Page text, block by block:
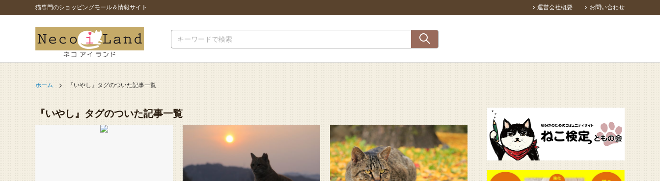
猫専門のショッピングモール＆情報サイト 運営会社概要 お問い合わせ
ホーム 『いやし』タグのついた記事一覧
『いやし』タグのついた記事一覧